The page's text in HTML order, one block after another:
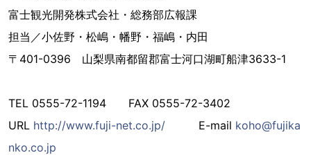
富士観光開発株式会社・総務部広報課
担当／小佐野・松嶋・幡野・福嶋・内田
〒401-0396 山梨県南都留郡富士河口湖町船津3633-1
TEL 0555-72-1194 FAX 0555-72-3402
URL http://www.fuji-net.co.jp/ E-mail koho@fujika
nko.co.jp